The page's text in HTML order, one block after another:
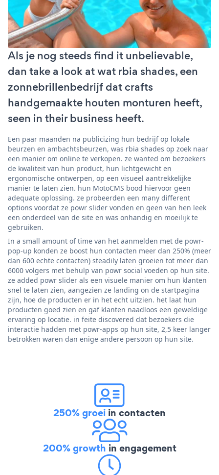
Als je nog steeds find it unbelievable,
dan take a look at wat rbia shades, een
zonnebrillenbedrijf dat crafts
handgemaakte houten monturen heeft,
seen in their business heeft.
Een paar maanden na publicizing hun bedrijf op lokale
beurzen en ambachtsbeurzen, was rbia shades op zoek naar
een manier om online te verkopen. ze wanted om bezoekers
de kwaliteit van hun product, hun lichtgewicht en
ergonomische ontwerpen, op een visueel aantrekkelijke
manier te laten zien. hun MotoCMS bood hiervoor geen
adequate oplossing. ze probeerden een many different
options voordat ze powr slider vonden en geen van hen leek
een onderdeel van de site en was onhandig en moeilijk te
gebruiken.
In a small amount of time van het aanmelden met de powr-
pop-up konden ze boost hun contacten meer dan 250% (meer
dan 600 echte contacten) steadily laten groeien tot meer dan
6000 volgers met behulp van powr social voeden op hun site.
ze added powr slider als een visuele manier om hun klanten
snel te laten zien, aangezien ze landing on de startpagina
zijn, hoe de producten er in het echt uitzien. het laat hun
producten goed zien en gaf klanten naadloos een geweldige
ervaring op locatie. in feite discovered dat bezoekers die
interactie hadden met powr-apps op hun site, 2,5 keer langer
betrokken waren dan enige andere persoon op hun site.
250% groei in contacten
200% growth in engagement